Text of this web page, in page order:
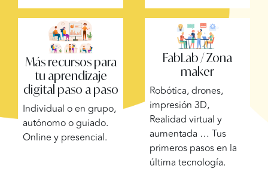
Más recursos para
tu aprendizaje
digital paso a paso
Individual o en grupo,
autónomo o guiado.
Online y presencial.
FabLab / Zona
maker
Robótica, drones,
impresión 3D,
Realidad virtual y
aumentada … Tus
primeros pasos en la
última tecnología.